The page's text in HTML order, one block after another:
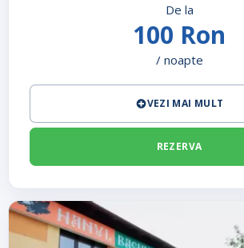
De la
100 Ron
/ noapte
VEZI MAI MULT
REZERVA